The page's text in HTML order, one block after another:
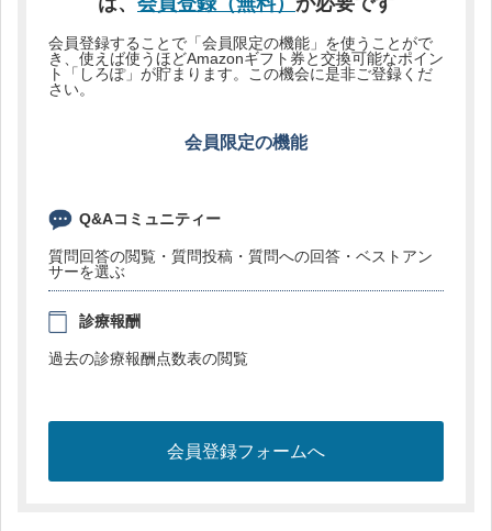
会員登録することで「会員限定の機能」を使うことがで
き、使えば使うほどAmazonギフト券と交換可能なポイン
ト「しろぽ」が貯まります。この機会に是非ご登録くだ
さい。
会員限定の機能
Q&Aコミュニティー
質問回答の閲覧・質問投稿・質問への回答・ベストアン
サーを選ぶ
診療報酬
過去の診療報酬点数表の閲覧
会員登録フォームへ